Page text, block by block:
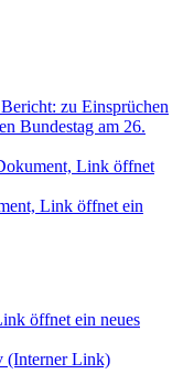
zu Einsprüchen
Bundestag am 26.
Link öffnet
Link öffnet ein
öffnet ein neues
(Interner Link)